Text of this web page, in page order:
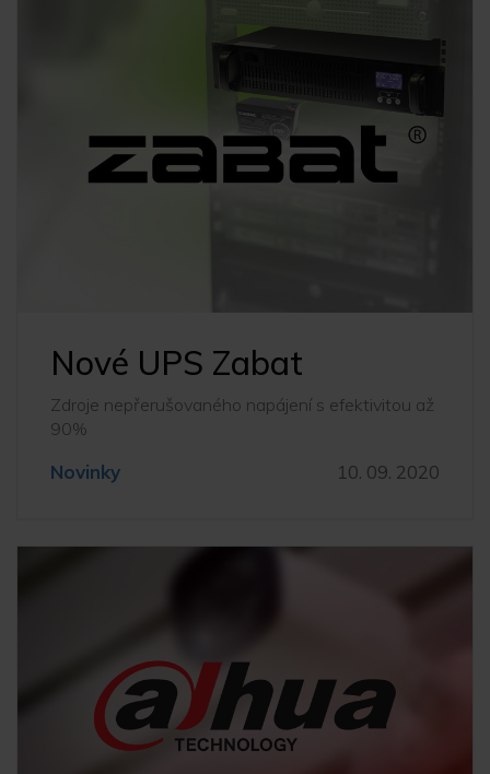
Nové UPS Zabat
Zdroje nepřerušovaného napájení s efektivitou až
90%
Novinky 10. 09. 2020